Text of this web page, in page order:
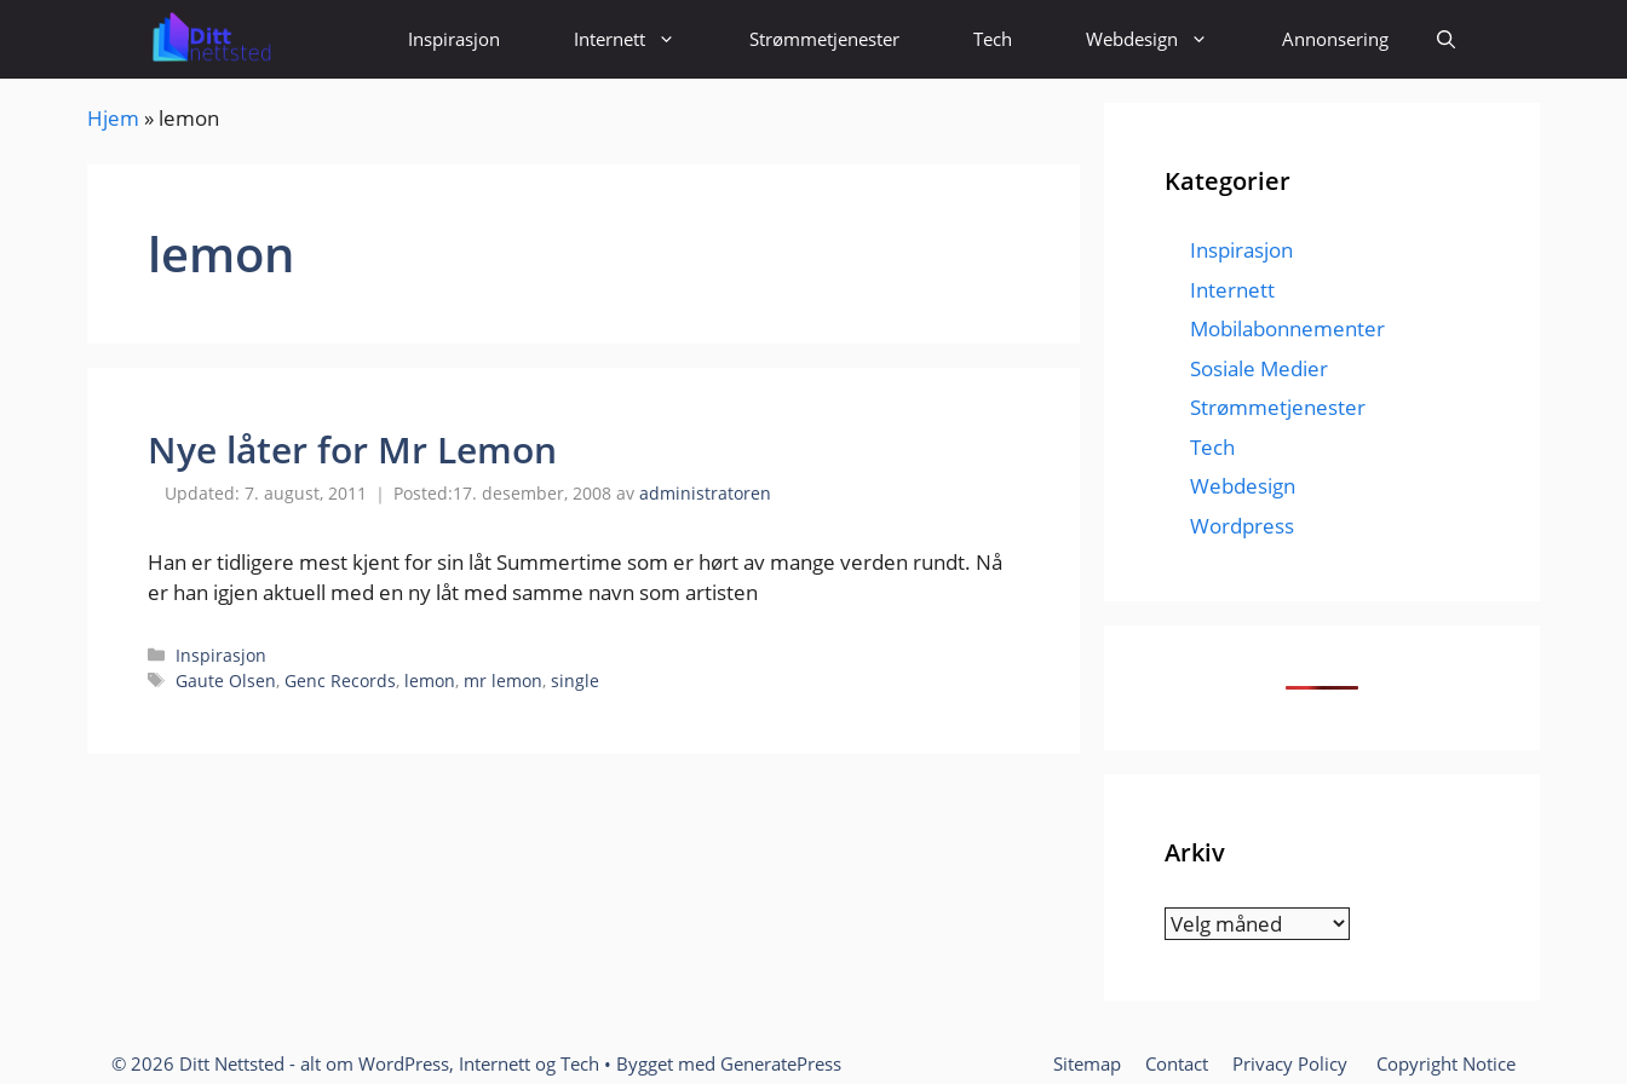
innhold
Inspirasjon Internett Strømmetjenester Tech Webdesign Annonsering
Hjem » lemon
lemon
Nye låter for Mr Lemon
7. august, 2011 17. desember, 2008 avadministratoren
Han er tidligere mest kjent for sin låt Summertime som er hørt av mange verden rundt. Nå
er han igjen aktuell med en ny låt med samme navn som artisten
Kategorier
Inspirasjon
Stikkord
Gaute Olsen, Genc Records, lemon, mr lemon,single
Kategorier
Inspirasjon
Internett
Mobilabonnementer
Sosiale Medier
Strømmetjenester
Tech
Webdesign
Wordpress
Arkiv
Arkiv
Sitemap Contact Privacy Policy Copyright Notice
© 2026 Ditt Nettsted - alt om WordPress, Internett og Tech • Bygget med GeneratePress